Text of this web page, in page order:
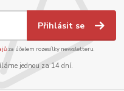
Přihlásit se
za účelem rozesílky newsletteru.
jednou za 14 dní.